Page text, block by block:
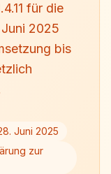
für die
2025
bis
Juni 2025
zur